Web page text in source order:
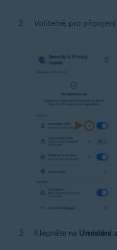
Volitelně, pro
Klepněte na Umístění